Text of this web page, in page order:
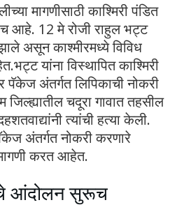
मागणीसाठी काश्मिरी पंडित
आहे. 12 मे रोजी राहुल भट्ट
असून काश्मीरमध्ये विविध
यांना विस्थापित काश्मिरी
पॅकेज अंतर्गत लिपिकाची नोकरी
जिल्ह्यातील चदूरा गावात तहसील
त्यांची हत्या केली.
अंतर्गत नोकरी करणारे
मागणी करत आहेत.
आंदोलन सुरूच